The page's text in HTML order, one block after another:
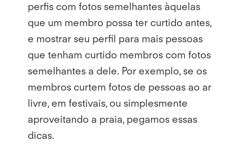
perfis com fotos semelhantes àquelas
que um membro possa ter curtido antes,
e mostrar seu perfil para mais pessoas
que tenham curtido membros com fotos
semelhantes a dele. Por exemplo, se os
membros curtem fotos de pessoas ao ar
livre, em festivais, ou simplesmente
aproveitando a praia, pegamos essas
dicas.